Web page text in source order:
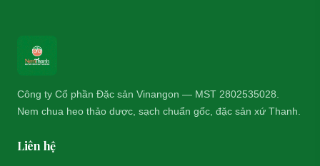
Công ty Cổ phần Đặc sản Vinangon — MST 2802535028.
Nem chua heo thảo dược, sạch chuẩn gốc, đặc sản xứ Thanh.
Liên hệ